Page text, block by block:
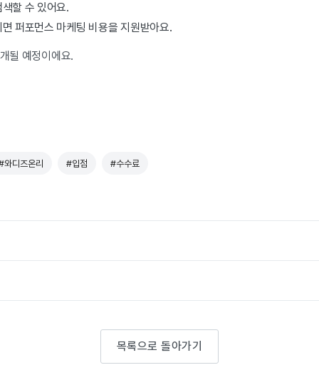
할 수 있어요.
퍼포먼스 마케팅 비용을 지원받아요.
될 예정이에요.
와디즈온리 #입점 #수수료
목록으로 돌아가기